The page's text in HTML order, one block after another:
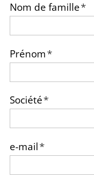
Nom de famille*
Prénom*
Société*
e-mail*